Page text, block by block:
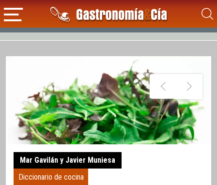
Mar Gavilán y Javier Muniesa
Diccionario de cocina